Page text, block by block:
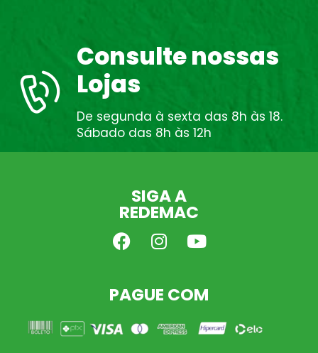
Consulte nossas
Lojas
De segunda à sexta das 8h às 18.
Sábado das 8h às 12h
SIGA A
REDEMAC
PAGUE COM